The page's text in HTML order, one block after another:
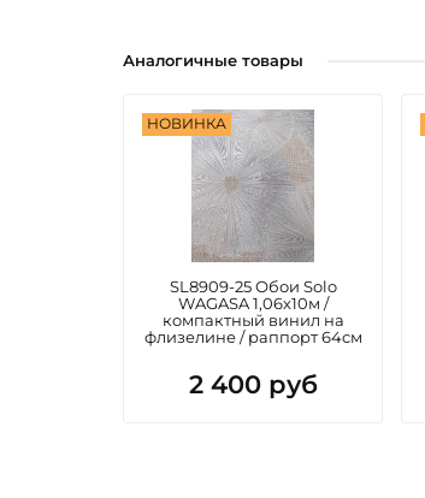
Аналогичные товары
НОВИНКА
SL8909-25 Обои Solo
WAGASA 1,06х10м /
компактный винил на
флизелине / раппорт 64см
2 400 руб